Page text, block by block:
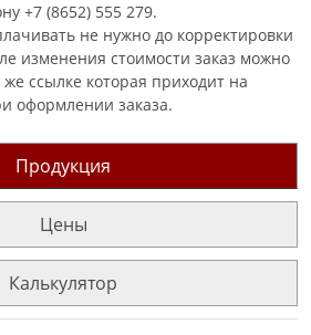
+7 (8652) 555 279.
не нужно до корректировки
изменения стоимости заказ можно
ссылке которая приходит на
оформлении заказа.
Продукция
Цены
Калькулятор